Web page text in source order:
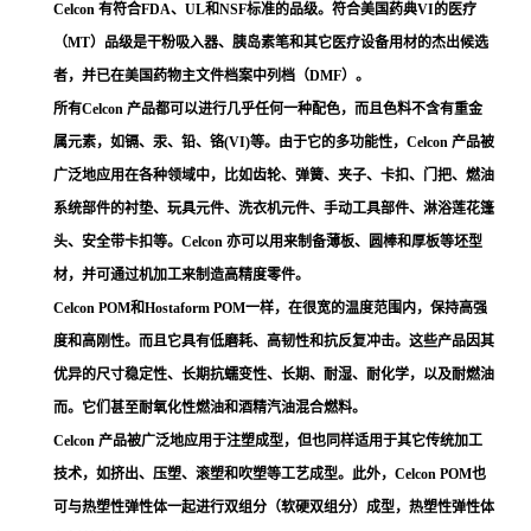
Celcon 有符合FDA、UL和NSF标准的品级。符合美国药典VI的医疗
（MT）品级是干粉吸入器、胰岛素笔和其它医疗设备用材的杰出候选
者，并已在美国药物主文件档案中列档（DMF）。
所有Celcon 产品都可以进行几乎任何一种配色，而且色料不含有重金
属元素，如镉、汞、铅、铬(VI)等。由于它的多功能性，Celcon 产品被
广泛地应用在各种领域中，比如齿轮、弹簧、夹子、卡扣、门把、燃油
系统部件的衬垫、玩具元件、洗衣机元件、手动工具部件、淋浴莲花篷
头、安全带卡扣等。Celcon 亦可以用来制备薄板、圆棒和厚板等坯型
材，并可通过机加工来制造高精度零件。
Celcon POM和Hostaform POM一样，在很宽的温度范围内，保持高强
度和高刚性。而且它具有低磨耗、高韧性和抗反复冲击。这些产品因其
优异的尺寸稳定性、长期抗蠕变性、长期、耐湿、耐化学，以及耐燃油
而。它们甚至耐氧化性燃油和酒精汽油混合燃料。
Celcon 产品被广泛地应用于注塑成型，但也同样适用于其它传统加工
技术，如挤出、压塑、滚塑和吹塑等工艺成型。此外，Celcon POM也
可与热塑性弹性体一起进行双组分（软硬双组分）成型，热塑性弹性体